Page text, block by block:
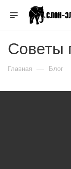
Советы
Главная — Блог